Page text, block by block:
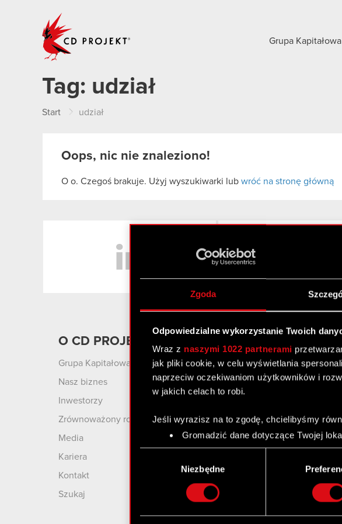
Zgoda
Odpowiedzialne wykorzystanie Twoich
Wraz z naszymi 1022 partnerami
jak pliki cookie, w celu wyświetlania
naprzeciw oczekiwaniom użytkowników i
w jakich celach to robi.
Jeśli wyrazisz na to zgodę, chcielibyśmy
Gromadzić dane dotyczące Twojej
Identyfikować Twoje urządzenie,
Dowiedz się więcej odnośnie tego, jak
szczegółów . W Deklaracji plików cookie
Wykorzystujemy pliki cookie do
Niezbędne
Grupa Kapitałowa
Tag: udział
Start udział
Oops, nic nie znaleziono!
O o. Czegoś brakuje. Użyj wyszukiwarki lub wróć na stronę główną
O CD PROJEKT
Grupa Kapitałowa
Nasz biznes
Inwestorzy
Zrównoważony rozwój
Media
Kariera
Kontakt
Szukaj
Cyberpunk 2077: Widmo
Wolności
Cyberpunk 2077
Wiedźmin
GWINT: Wiedźmińska Gra